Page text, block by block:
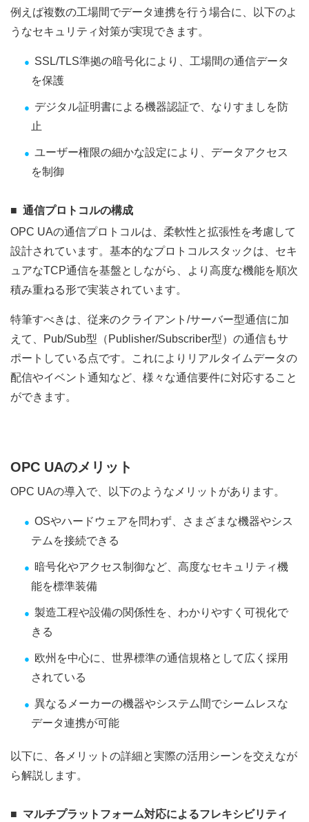
例えば複数の工場間でデータ連携を行う場合に、以下のよ
うなセキュリティ対策が実現できます。
SSL/TLS準拠の暗号化により、工場間の通信データ
を保護
デジタル証明書による機器認証で、なりすましを防
止
ユーザー権限の細かな設定により、データアクセス
を制御
通信プロトコルの構成
OPC UAの通信プロトコルは、柔軟性と拡張性を考慮して
設計されています。基本的なプロトコルスタックは、セキ
ュアなTCP通信を基盤としながら、より高度な機能を順次
積み重ねる形で実装されています。
特筆すべきは、従来のクライアント/サーバー型通信に加
えて、Pub/Sub型（Publisher/Subscriber型）の通信もサ
ポートしている点です。これによりリアルタイムデータの
配信やイベント通知など、様々な通信要件に対応すること
ができます。
OPC UAのメリット
OPC UAの導入で、以下のようなメリットがあります。
OSやハードウェアを問わず、さまざまな機器やシス
テムを接続できる
暗号化やアクセス制御など、高度なセキュリティ機
能を標準装備
製造工程や設備の関係性を、わかりやすく可視化で
きる
欧州を中心に、世界標準の通信規格として広く採用
されている
異なるメーカーの機器やシステム間でシームレスな
データ連携が可能
以下に、各メリットの詳細と実際の活用シーンを交えなが
ら解説します。
マルチプラットフォーム対応によるフレキシビリティ